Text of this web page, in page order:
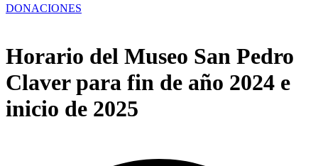
DONACIONES
Horario del Museo San Pedro
Claver para fin de año 2024 e
inicio de 2025